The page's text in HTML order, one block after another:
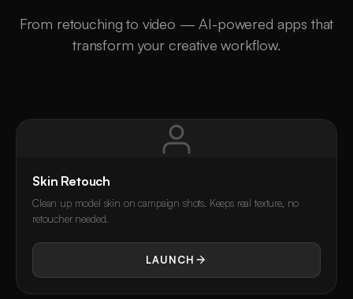
From retouching to video — AI-powered apps that
transform your creative workflow.
Skin Retouch
Clean up model skin on campaign shots. Keeps real texture, no
retoucher needed.
LAUNCH